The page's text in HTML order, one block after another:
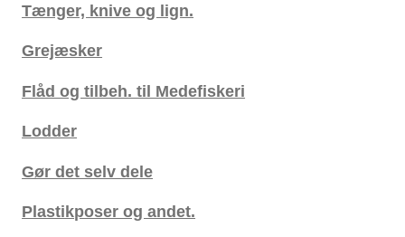
Tænger, knive og lign.
Grejæsker
Flåd og tilbeh. til Medefiskeri
Lodder
Gør det selv dele
Plastikposer og andet.